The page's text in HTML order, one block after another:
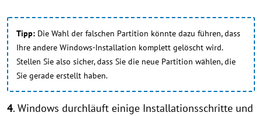
Tipp: Die Wahl der falschen Partition könnte dazu führen, dass
Ihre andere Windows-Installation komplett gelöscht wird.
Stellen Sie also sicher, dass Sie die neue Partition wählen, die
Sie gerade erstellt haben.
4. Windows durchläuft einige Installationsschritte und